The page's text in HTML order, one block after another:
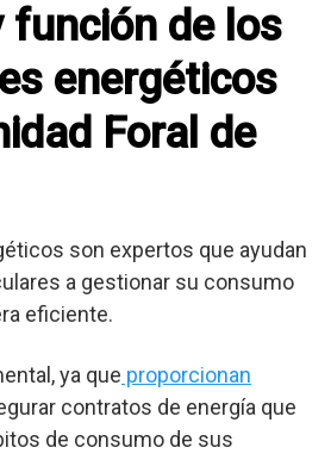
función de los
energéticos
Foral de
son expertos que ayudan
a gestionar su consumo
eficiente.
ya que proporcionan
contratos de energía que
de consumo de sus